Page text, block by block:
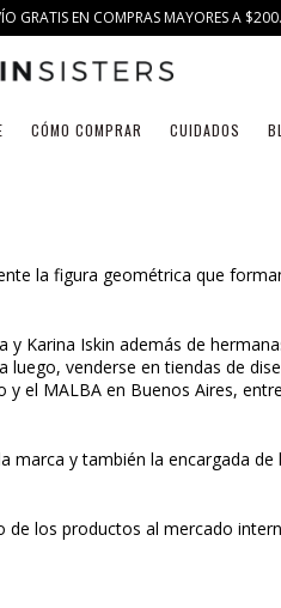
GRATIS EN COMPRAS MAYORES A
CÓMO COMPRAR CUIDADOS
la figura geométrica que
Karina Iskin además de
venderse en tiendas de
y el MALBA en Buenos Aires,
y también la encargada
los productos al mercado